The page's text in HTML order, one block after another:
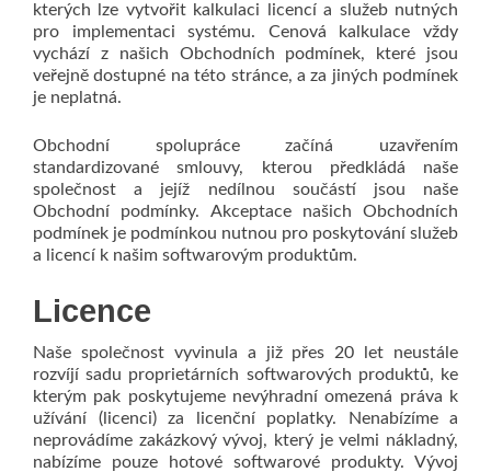
kterých lze vytvořit kalkulaci licencí a služeb nutných
pro implementaci systému. Cenová kalkulace vždy
vychází z našich Obchodních podmínek, které jsou
veřejně dostupné na této stránce, a za jiných podmínek
je neplatná.
Obchodní spolupráce začíná uzavřením
standardizované smlouvy, kterou předkládá naše
společnost a jejíž nedílnou součástí jsou naše
Obchodní podmínky. Akceptace našich Obchodních
podmínek je podmínkou nutnou pro poskytování služeb
a licencí k našim softwarovým produktům.
Licence
Naše společnost vyvinula a již přes 20 let neustále
rozvíjí sadu proprietárních softwarových produktů, ke
kterým pak poskytujeme nevýhradní omezená práva k
užívání (licenci) za licenční poplatky. Nenabízíme a
neprovádíme zakázkový vývoj, který je velmi nákladný,
nabízíme pouze hotové softwarové produkty. Vývoj